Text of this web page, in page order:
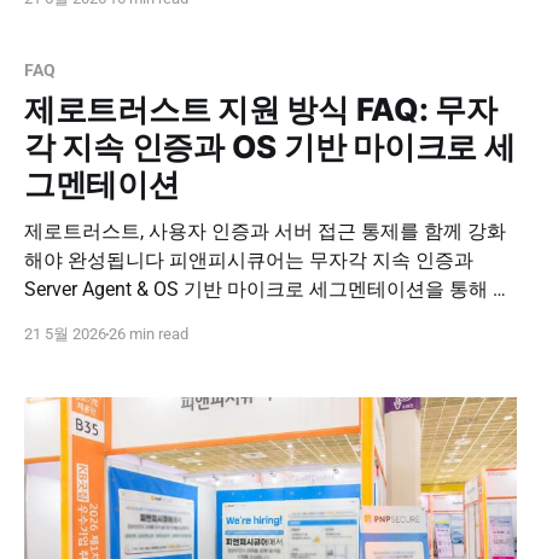
와 MFA의 한계를 보완하고, 내부자 위협과 계정 탈취 위험
의하기 PNPSECURE · Implicit Continuous Authentication ·
Zero Trust · FaceLocker
FAQ
제로트러스트 지원 방식 FAQ: 무자
각 지속 인증과 OS 기반 마이크로 세
그멘테이션
제로트러스트, 사용자 인증과 서버 접근 통제를 함께 강화
해야 완성됩니다 피앤피시큐어는 무자각 지속 인증과
Server Agent & OS 기반 마이크로 세그멘테이션을 통해 로
적으로 검증합니다. 사람 중심 인증과 서버 중심 통제를 결
의하기 PNPSECURE · Zero Trust
21 5월 202626 min read